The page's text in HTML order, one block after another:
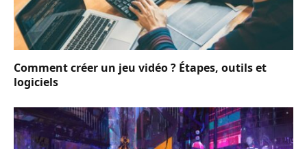
Comment créer un jeu vidéo ? Étapes, outils et
logiciels